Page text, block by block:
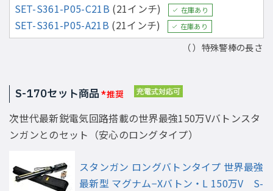
SET-S361-P05-C21B (21インチ) 在庫あり
SET-S361-P05-A21B (21インチ) 在庫あり
（ ）特殊警棒の長さ
S-170セット商品 *推奨
次世代最新鋭電気回路搭載の世界最強150万Vバトンスタ
ンガンとのセット（安心のロングタイプ）
スタンガン ロングバトンタイプ 世界最強
最新型 マグナム−Xバトン・L 150万V S-